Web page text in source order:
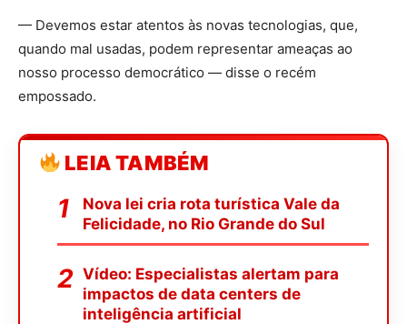
— Devemos estar atentos às novas tecnologias, que,
quando mal usadas, podem representar ameaças ao
nosso processo democrático — disse o recém
empossado.
LEIA TAMBÉM
Nova lei cria rota turística Vale da
Felicidade, no Rio Grande do Sul
Vídeo: Especialistas alertam para
impactos de data centers de
inteligência artificial